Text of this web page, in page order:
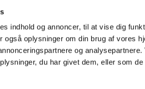
indhold og annoncer, til at vise dig
også oplysninger om din brug af vores
og
du har givet dem, eller som